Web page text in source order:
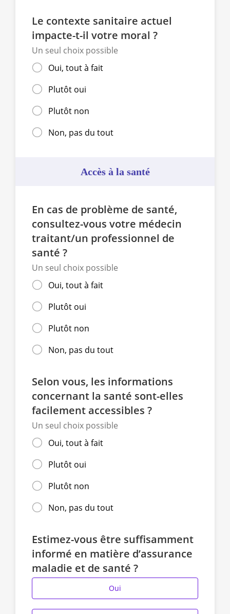
Le contexte sanitaire actuel
impacte-t-il votre moral ?
Un seul choix possible
Oui, tout à fait
Plutôt oui
Plutôt non
Non, pas du tout
Accès à la santé
En cas de problème de santé,
consultez-vous votre médecin
traitant/un professionnel de
santé ?
Un seul choix possible
Oui, tout à fait
Plutôt oui
Plutôt non
Non, pas du tout
Selon vous, les informations
concernant la santé sont-elles
facilement accessibles ?
Un seul choix possible
Oui, tout à fait
Plutôt oui
Plutôt non
Non, pas du tout
Estimez-vous être suffisamment
informé en matière d’assurance
maladie et de santé ?
Oui